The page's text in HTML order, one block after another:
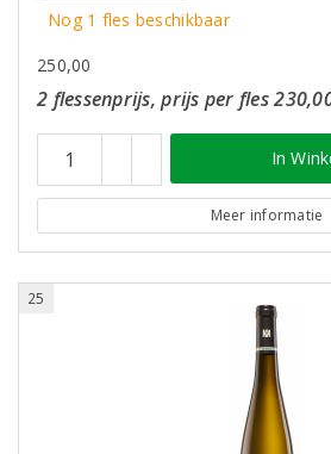
Nog 1 fles beschikbaar
250,00
2 flessenprijs, prijs per fles
In
Meer informatie
25